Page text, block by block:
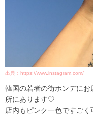
出典：https://www.instagram.com/
韓国の若者の街ホンデに
所にあります♡
店内もピンク一色ですご